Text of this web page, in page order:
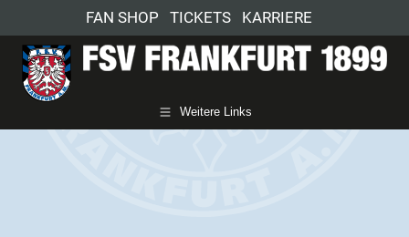
FAN SHOP TICKETS KARRIERE
Weitere Links